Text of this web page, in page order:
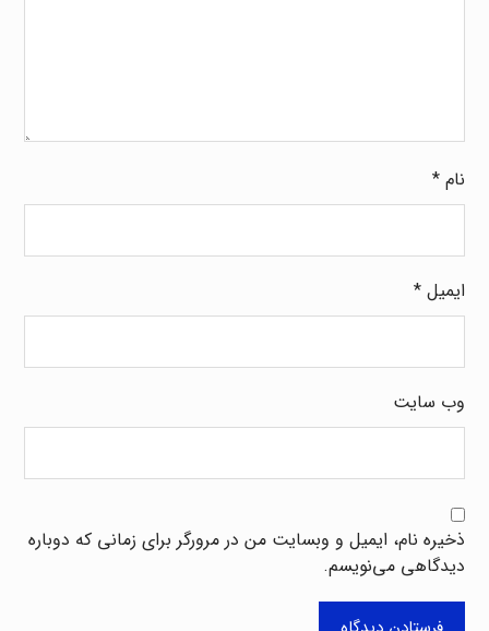
نام*
ایمیل*
وب‌ سایت
ذخیره نام، ایمیل و وبسایت من در مرورگر برای زمانی که دوباره
دیدگاهی می‌نویسم.